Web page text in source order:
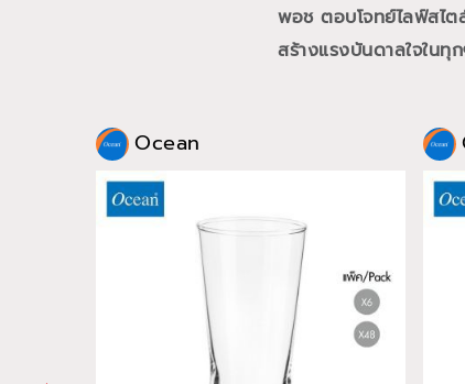
พอช ตอบโจทย์ไลฟ์สไต
สร้างแรงบันดาลใจในทุ
Ocean